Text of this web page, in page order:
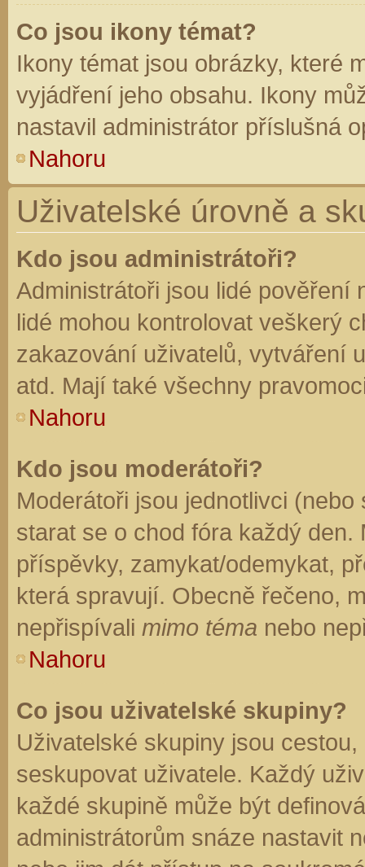
Co jsou ikony témat?
Ikony témat jsou obrázky, které
vyjádření jeho obsahu. Ikony
nastavil administrátor příslušná
Nahoru
Uživatelské úrovně a
Kdo jsou administrátoři?
Administrátoři jsou lidé pověření
lidé mohou kontrolovat veškerý
zakazování uživatelů, vytváření
atd. Mají také všechny
Nahoru
Kdo jsou moderátoři?
Moderátoři jsou jednotlivci
starat se o chod fóra každý
příspěvky, zamykat/odemykat,
která spravují. Obecně řečeno,
nepřispívali mimo téma nebo
Nahoru
Co jsou uživatelské skupiny?
Uživatelské skupiny jsou
seskupovat uživatele. Každý
každé skupině může být
administrátorům snáze nastavit